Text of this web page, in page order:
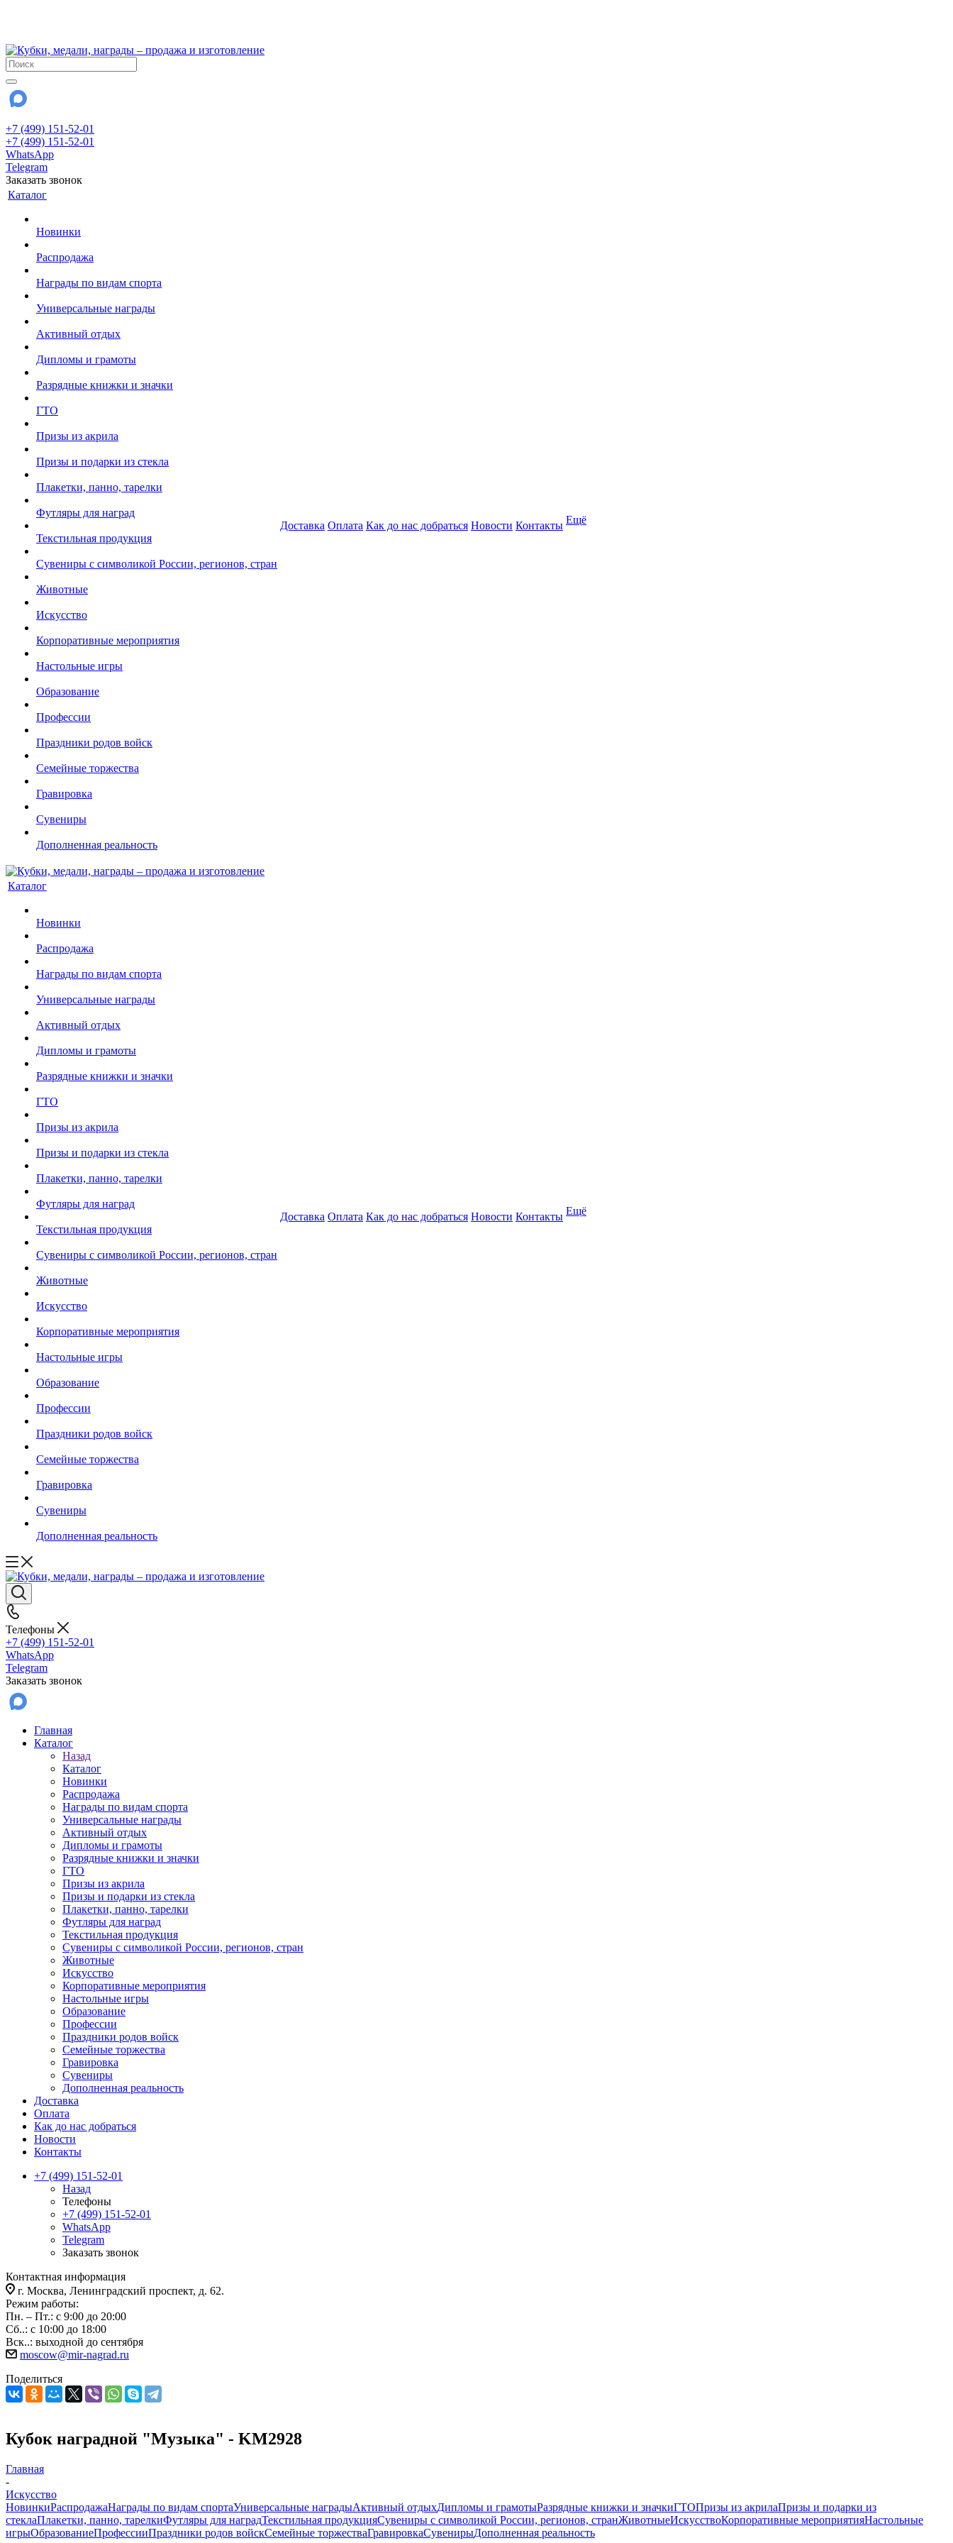
+7 (499) 151-52-01
+7 (499) 151-52-01
WhatsApp
Telegram
Заказать звонок
Каталог
Новинки
Распродажа
Награды по видам спорта
Универсальные награды
Активный отдых
Дипломы и грамоты
Разрядные книжки и значки
ГТО
Призы из акрила
Призы и подарки из стекла
Плакетки, панно, тарелки
Футляры для наград
Текстильная продукция
Сувениры с символикой России, регионов, стран
Животные
Искусство
Корпоративные мероприятия
Настольные игры
Образование
Профессии
Праздники родов войск
Семейные торжества
Гравировка
Сувениры
Дополненная реальность
Доставка Оплата Как до нас добраться Новости Контакты Ещё
Каталог
Новинки
Распродажа
Награды по видам спорта
Универсальные награды
Активный отдых
Дипломы и грамоты
Разрядные книжки и значки
ГТО
Призы из акрила
Призы и подарки из стекла
Плакетки, панно, тарелки
Футляры для наград
Текстильная продукция
Сувениры с символикой России, регионов, стран
Животные
Искусство
Корпоративные мероприятия
Настольные игры
Образование
Профессии
Праздники родов войск
Семейные торжества
Гравировка
Сувениры
Дополненная реальность
Доставка Оплата Как до нас добраться Новости Контакты Ещё
Телефоны
+7 (499) 151-52-01
WhatsApp
Telegram
Заказать звонок
Главная
Каталог
Назад
Каталог
Новинки
Распродажа
Награды по видам спорта
Универсальные награды
Активный отдых
Дипломы и грамоты
Разрядные книжки и значки
ГТО
Призы из акрила
Призы и подарки из стекла
Плакетки, панно, тарелки
Футляры для наград
Текстильная продукция
Сувениры с символикой России, регионов, стран
Животные
Искусство
Корпоративные мероприятия
Настольные игры
Образование
Профессии
Праздники родов войск
Семейные торжества
Гравировка
Сувениры
Дополненная реальность
Доставка
Оплата
Как до нас добраться
Новости
Контакты
+7 (499) 151-52-01
Назад
Телефоны
+7 (499) 151-52-01
WhatsApp
Telegram
Заказать звонок
Контактная информация
г. Москва, Ленинградский проспект, д. 62.
Режим работы:
Пн. – Пт.: с 9:00 до 20:00
Сб..: с 10:00 до 18:00
Вск..: выходной до сентября
moscow@mir-nagrad.ru
Поделиться
Кубок наградной "Музыка" - KM2928
Главная
-
Искусство
НовинкиРаспродажаНаграды по видам спортаУниверсальные наградыАктивный отдыхДипломы и грамотыРазрядные книжки и значкиГТОПризы из акрилаПризы и подарки из
стеклаПлакетки, панно, тарелкиФутляры для наградТекстильная продукцияСувениры с символикой России, регионов, странЖивотныеИскусствоКорпоративные мероприятияНастольные
игрыОбразованиеПрофессииПраздники родов войскСемейные торжестваГравировкаСувенирыДополненная реальность